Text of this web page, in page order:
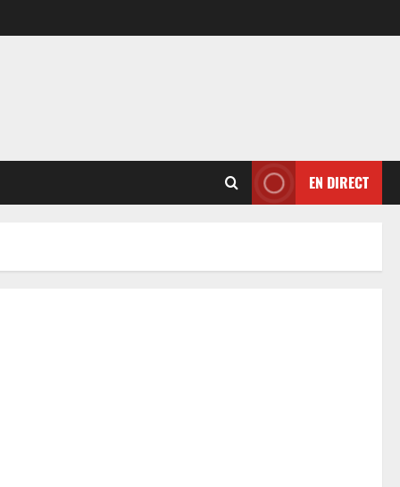
EN DIRECT